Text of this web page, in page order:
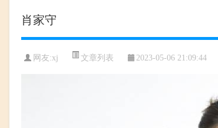
肖家守
网友:xj 文章列表 2023-05-06 21:09:44